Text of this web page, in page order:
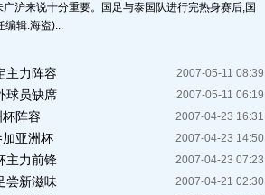
沪来说十分重要。国足与泰国队进行完热身赛后,国
编辑:海盗)...
2007-05-11 08:39
主力阵容
2007-05-11 06:19
球员缺席
2007-04-23 16:31
阵容
2007-04-23 14:50
加亚洲杯
2007-04-23 07:23
主力前锋
2007-04-21 02:30
尝新滋味